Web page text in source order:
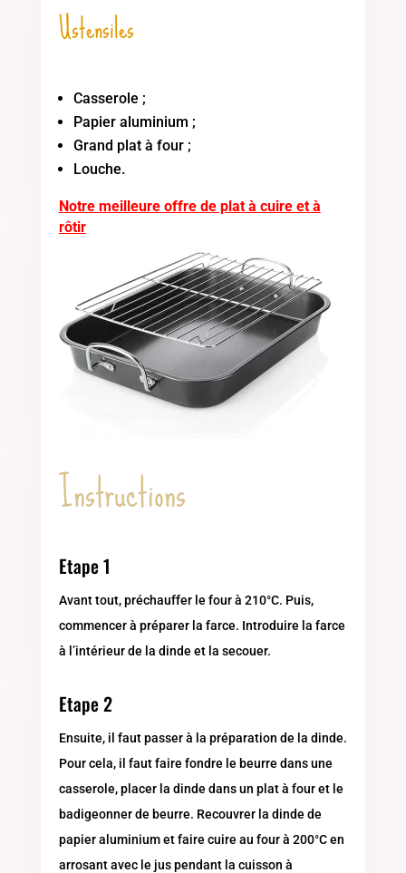
Ustensiles
Casserole ;
Papier aluminium ;
Grand plat à four ;
Louche.
Notre meilleure offre de plat à cuire et à
rôtir
Instructions
Etape 1
Avant tout, préchauffer le four à 210°C. Puis,
commencer à préparer la farce. Introduire la farce
à l’intérieur de la dinde et la secouer.
Etape 2
Ensuite, il faut passer à la préparation de la dinde.
Pour cela, il faut faire fondre le beurre dans une
casserole, placer la dinde dans un plat à four et le
badigeonner de beurre. Recouvrer la dinde de
papier aluminium et faire cuire au four à 200°C en
arrosant avec le jus pendant la cuisson à